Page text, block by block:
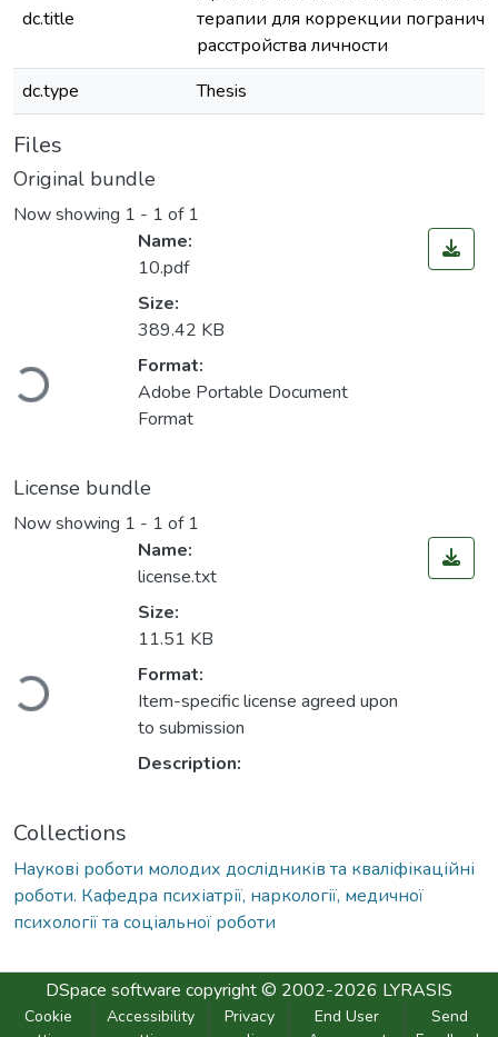
dc.title
терапии для коррекции
расстройства личности
dc.type
Thesis
Files
Original bundle
Now showing 1 - 1 of 1
Name:
10.pdf
Size:
389.42 KB
Format:
Adobe Portable Document
Format
License bundle
Now showing 1 - 1 of 1
Name:
license.txt
Size:
11.51 KB
Format:
Item-specific license agreed upon
to submission
Description:
Collections
Наукові роботи молодих дослідників та кваліфікаційні
роботи. Кафедра психіатрії, наркології, медичної
психології та соціальної роботи
DSpace software copyright © 2002-2026 LYRASIS
Cookie
Accessibility
Privacy
End User
Send